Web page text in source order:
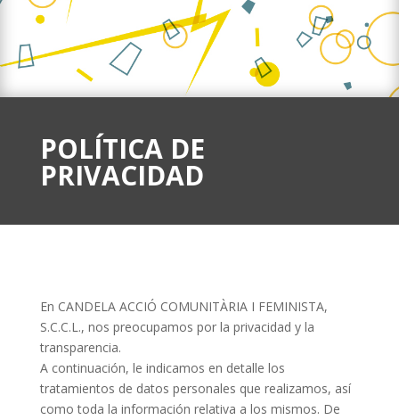
POLÍTICA DE
PRIVACIDAD
En CANDELA ACCIÓ COMUNITÀRIA I FEMINISTA,
S.C.C.L., nos preocupamos por la privacidad y la
transparencia.
A continuación, le indicamos en detalle los
tratamientos de datos personales que realizamos, así
como toda la información relativa a los mismos. De